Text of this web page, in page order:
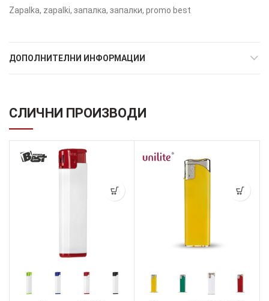
Zapalka, zapalki, запалка, запалки, promo best
ДОПОЛНИТЕЛНИ ИНФОРМАЦИИ
СЛИЧНИ ПРОИЗВОДИ